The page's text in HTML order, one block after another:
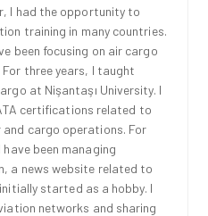
I had the opportunity to
training in many countries.
been focusing on air cargo
three years, I taught
at Nişantaşı University. I
certifications related to
cargo operations. For
been managing
a news website related to
started as a hobby. I
networks and sharing